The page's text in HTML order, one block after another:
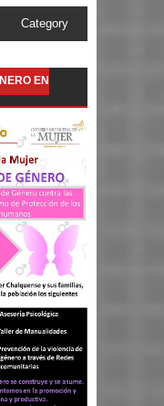
Category
EN